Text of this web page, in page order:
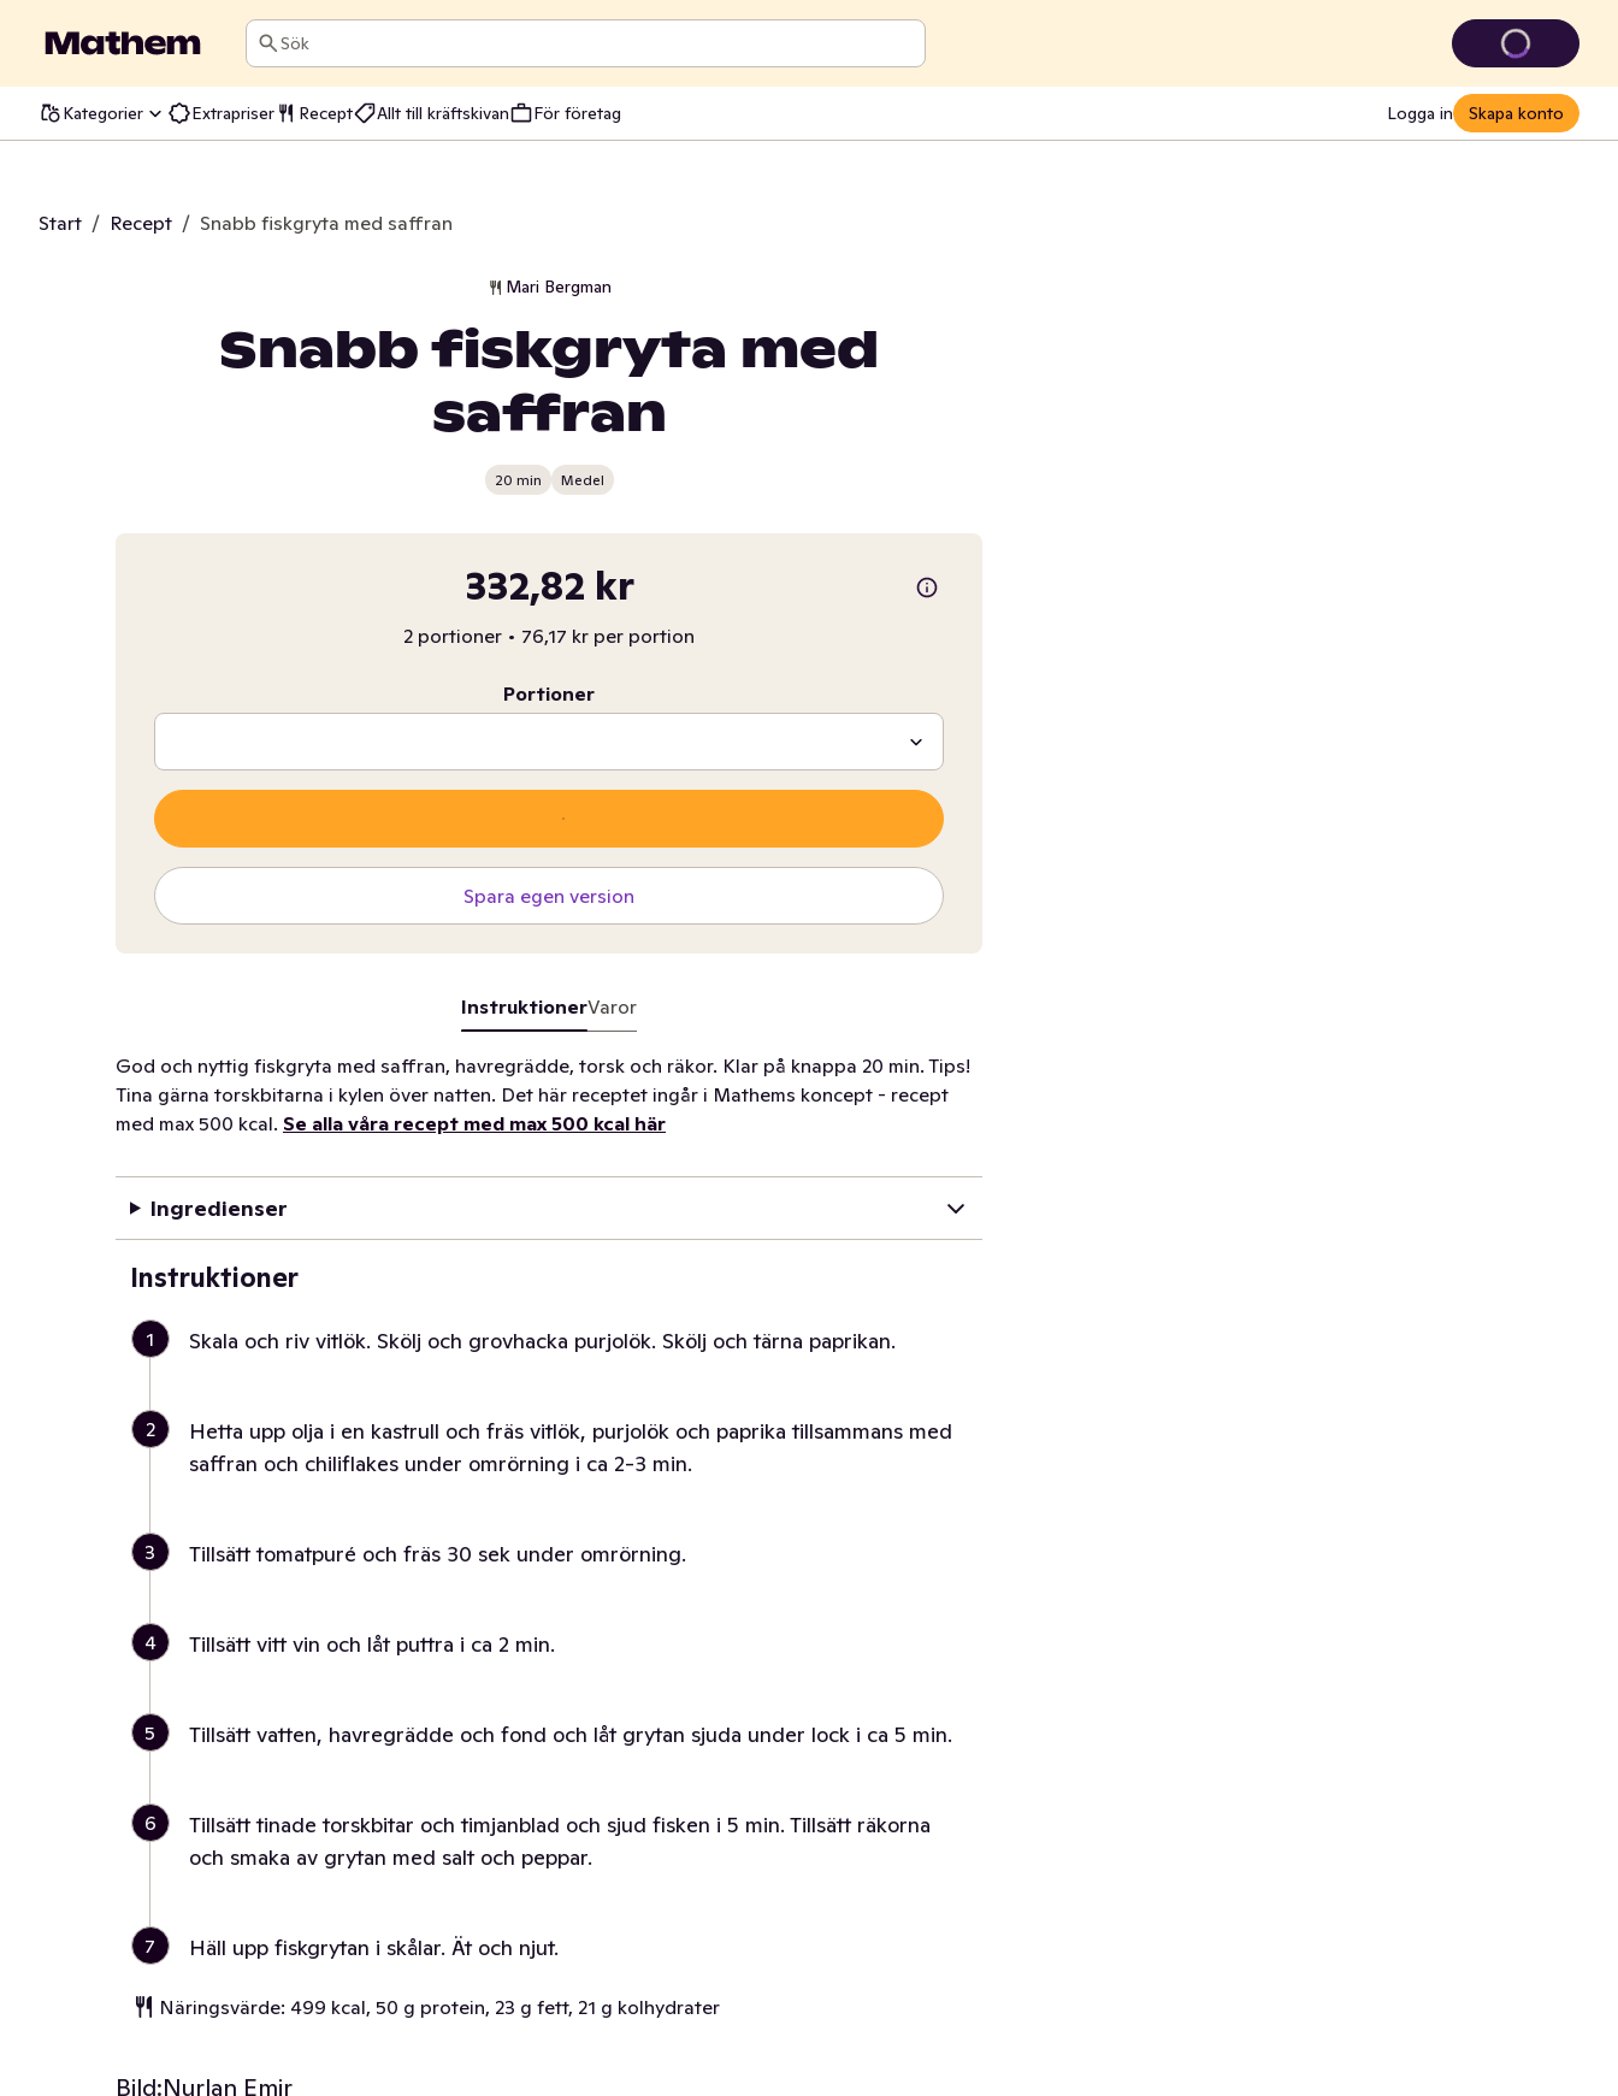
Sök
Kategorier Extrapriser Recept Allt till kräftskivan För företag Logga in Skapa konto
Start / Recept / Snabb fiskgryta med saffran
Mari Bergman
Snabb fiskgryta med
saffran
20 min Medel
332,82 kr
2 portioner • 76,17 kr per portion
Portioner
Spara egen version
InstruktionerVaror
God och nyttig fiskgryta med saffran, havregrädde, torsk och räkor. Klar på knappa 20 min. Tips!
Tina gärna torskbitarna i kylen över natten. Det här receptet ingår i Mathems koncept - recept
med max 500 kcal. Se alla våra recept med max 500 kcal här
Ingredienser
Instruktioner
1 Skala och riv vitlök. Skölj och grovhacka purjolök. Skölj och tärna paprikan.
2
Hetta upp olja i en kastrull och fräs vitlök, purjolök och paprika tillsammans med
saffran och chiliflakes under omrörning i ca 2-3 min.
3 Tillsätt tomatpuré och fräs 30 sek under omrörning.
4 Tillsätt vitt vin och låt puttra i ca 2 min.
5 Tillsätt vatten, havregrädde och fond och låt grytan sjuda under lock i ca 5 min.
6
Tillsätt tinade torskbitar och timjanblad och sjud fisken i 5 min. Tillsätt räkorna
och smaka av grytan med salt och peppar.
7 Häll upp fiskgrytan i skålar. Ät och njut.
Näringsvärde: 499 kcal, 50 g protein, 23 g fett, 21 g kolhydrater
Bild:Nurlan Emir